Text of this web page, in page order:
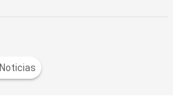
Noticias